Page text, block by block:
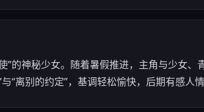
”的神秘少女。随着暑假推进，主角与少女、
“离别的约定”，基调轻松愉快，后期有感人情